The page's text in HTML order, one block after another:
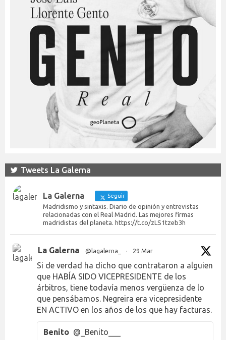
Tweets La Galerna
La Galerna Seguir
Madridismo y sintaxis. Diario de opinión y entrevistas
relacionadas con el Real Madrid. Las mejores firmas
madridistas del planeta. https://t.co/zLS1tzeb3h
La Galerna @lagalerna_ · 29 Mar
Si de verdad ha dicho que contrataron a alguien
que HABÍA SIDO VICEPRESIDENTE de los
árbitros, tiene todavía menos vergüenza de lo
que pensábamos. Negreira era vicepresidente
EN ACTIVO en los años de los que hay facturas.
Benito @_Benito___